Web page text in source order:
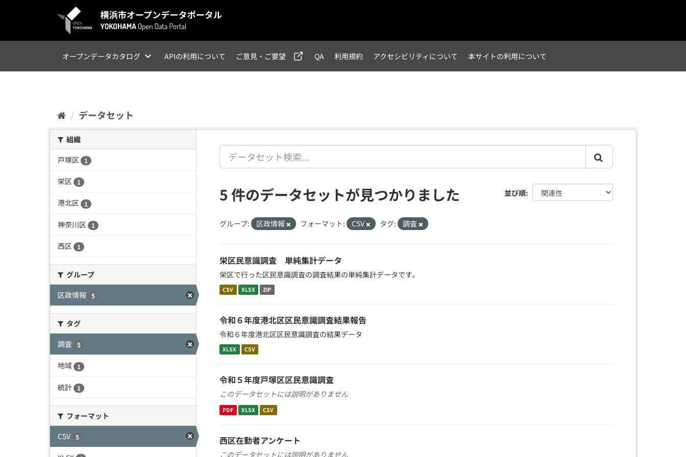
オープンデータカタログ APIの利用について ご意見・ご要望 QA 利用規約 アクセシビリティについて 本サイトの利用について
データセット
組織
戸塚区
1
栄区 1
港北区 1
神奈川区 1
西区 1
グループ
区政情報
5
タグ
調査 5
地域 1
統計 1
フォーマット
CSV 5
並び順
5 件のデータセットが見つかりました
グループ: 区政情報 フォーマット: CSV タグ: 調査
栄区民意識調査 単純集計データ
栄区で行った区民意識調査の調査結果の単純集計データです。
CSV XLSX ZIP
令和６年度港北区区民意識調査結果報告
令和６年度港北区区民意識調査の結果データ
XLSX CSV
令和５年度戸塚区区民意識調査
このデータセットには説明がありません
PDF XLSX CSV
西区在勤者アンケート
このデータセットには説明がありません